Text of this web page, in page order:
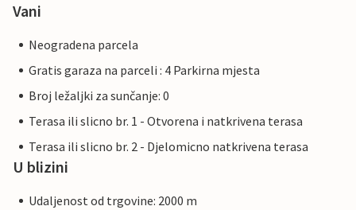
Vani
Neogradena parcela
Gratis garaza na parceli : 4 Parkirna mjesta
Broj ležaljki za sunčanje: 0
Terasa ili slicno br. 1 - Otvorena i natkrivena terasa
Terasa ili slicno br. 2 - Djelomicno natkrivena terasa
U blizini
Udaljenost od trgovine: 2000 m